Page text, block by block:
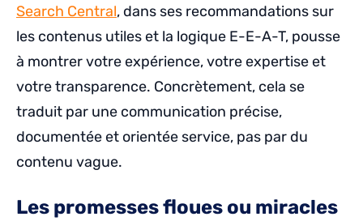
Search Central, dans ses recommandations sur
les contenus utiles et la logique E-E-A-T, pousse
à montrer votre expérience, votre expertise et
votre transparence. Concrètement, cela se
traduit par une communication précise,
documentée et orientée service, pas par du
contenu vague.
Les promesses floues ou miracles